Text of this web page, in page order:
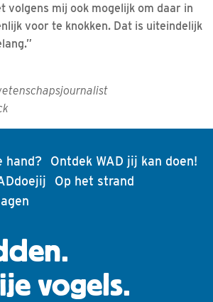
volgens mij ook mogelijk om daar in
voor te knokken. Dat is uiteindelijk
hand?
Ontdek WAD jij kan doen!
Op het strand
vogels.